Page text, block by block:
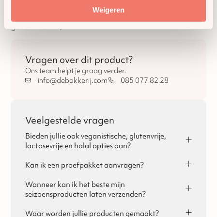
Weigeren
Nee
Vragen over dit product?
Ons team helpt je graag verder.
info@debakkerij.com
085 077 82 28
Veelgestelde vragen
Bieden jullie ook veganistische, glutenvrije,
lactosevrije en halal opties aan?
allergeneninformatie terug op de pagina's van Sinterklaas,
Kerst en Pasen.
Kan ik een proefpakket aanvragen?
proefpakket aan te vragen. Je kunt het proefpakket
bestellen via de website of via de mail. De kosten voor het
proefpakket kan bij het plaatsen van de bestelling in
mindering worden gebracht. Geef dit nog even bij ons aan!
Wanneer kan ik het beste mijn
seizoensproducten laten verzenden?
wat langere houdbaarheidsdatum zo vroeg mogelijk te
Waar worden jullie producten gemaakt?